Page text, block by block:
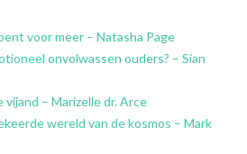
voor meer – Natasha Page
onvolwassen ouders? – Sian
– Marizelle dr. Arce
wereld van de kosmos – Mark